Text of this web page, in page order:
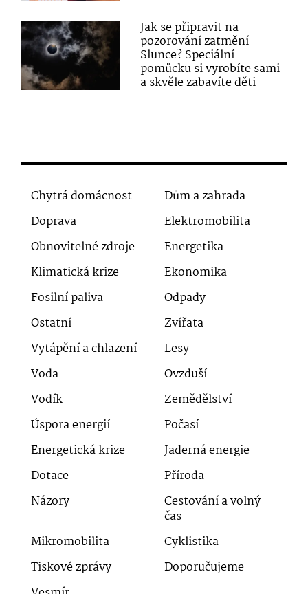
Jak se připravit na
pozorování zatmění
Slunce? Speciální
pomůcku si vyrobíte sami
a skvěle zabavíte děti
Chytrá domácnost
Dům a zahrada
Doprava
Elektromobilita
Obnovitelné zdroje
Energetika
Klimatická krize
Ekonomika
Fosilní paliva
Odpady
Ostatní
Zvířata
Vytápění a chlazení
Lesy
Voda
Ovzduší
Vodík
Zemědělství
Úspora energií
Počasí
Energetická krize
Jaderná energie
Dotace
Příroda
Názory
Cestování a volný
čas
Mikromobilita
Cyklistika
Tiskové zprávy
Doporučujeme